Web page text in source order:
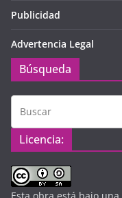
Publicidad
Advertencia Legal
Búsqueda
Licencia: